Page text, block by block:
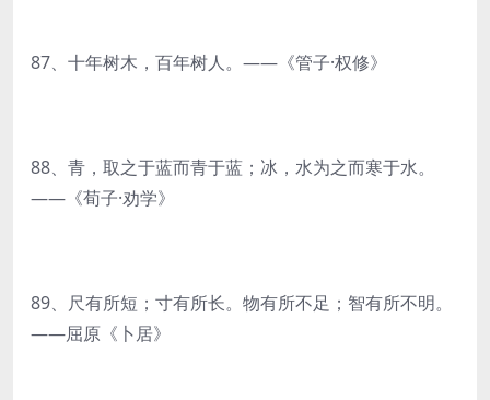
87、十年树木，百年树人。——《管子·权修》
88、青，取之于蓝而青于蓝；冰，水为之而寒于水。
——《荀子·劝学》
89、尺有所短；寸有所长。物有所不足；智有所不明。
——屈原《卜居》